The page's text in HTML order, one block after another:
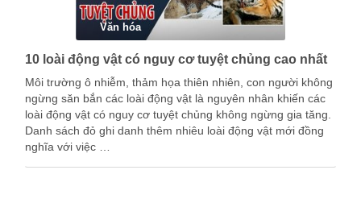
Văn hóa
10 loài động vật có nguy cơ tuyệt chủng cao nhất
Môi trường ô nhiễm, thảm họa thiên nhiên, con người không
ngừng săn bắn các loài động vật là nguyên nhân khiến các
loài động vật có nguy cơ tuyệt chủng không ngừng gia tăng.
Danh sách đỏ ghi danh thêm nhiêu loài động vật mới đồng
nghĩa với việc …